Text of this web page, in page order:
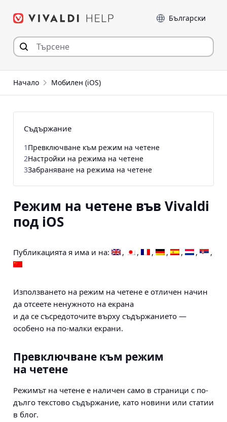
към съдържанието
Език
Начало Мобилен (iOS)
Режим на четене във Vivaldi
под iOS
Публикацията я има и на:
Използването на режим на четене е отличен начин
да отсеете ненужното на екрана
и да се съсредоточите върху съдържанието —
особено на по-малки екрани.
Превключване към режим
на четене
Режимът на четене е наличен само в страници с по-
дълго текстово съдържание, като новини или статии
в блог.
Съдържание
1 Превключване към режим на четене
2Настройки на режима на четене
3Забраняване на режима на четене